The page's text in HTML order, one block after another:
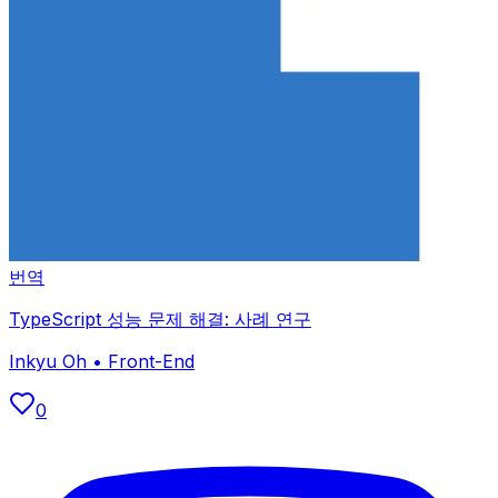
번역
TypeScript 성능 문제 해결: 사례 연구
Inkyu Oh • Front-End
0